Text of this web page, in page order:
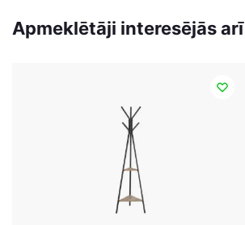
Apmeklētāji interesējās